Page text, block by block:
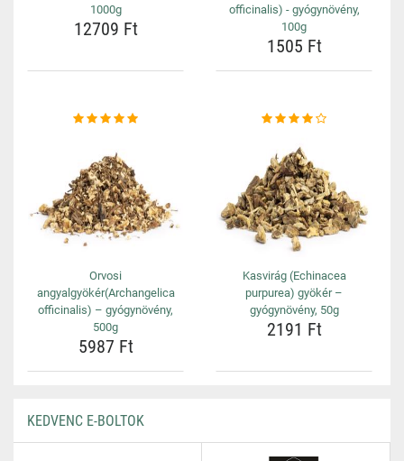
1000g
12709 Ft
officinalis) - gyógynövény,
100g
1505 Ft
Orvosi
angyalgyökér(Archangelica
officinalis) – gyógynövény,
500g
5987 Ft
Kasvirág (Echinacea
purpurea) gyökér –
gyógynövény, 50g
2191 Ft
KEDVENC E-BOLTOK